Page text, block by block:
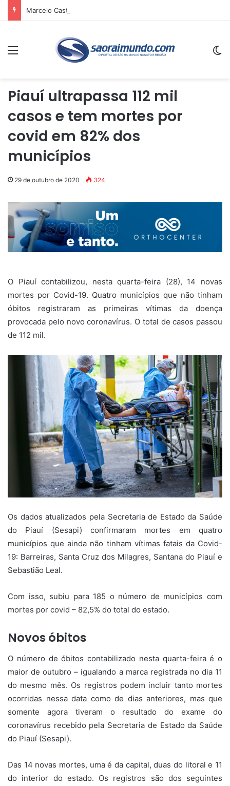
Menu
Piauí ultrapassa 112 mil
casos e tem mortes por
covid em 82% dos
municípios
29 de outubro de 2020 324
O Piauí contabilizou, nesta quarta-feira (28), 14 novas
mortes por Covid-19. Quatro municípios que não tinham
óbitos registraram as primeiras vítimas da doença
provocada pelo novo coronavírus. O total de casos passou
de 112 mil.
Os dados atualizados pela Secretaria de Estado da Saúde
do Piauí (Sesapi) confirmaram mortes em quatro
municípios que ainda não tinham vítimas fatais da Covid-
19: Barreiras, Santa Cruz dos Milagres, Santana do Piauí e
Sebastião Leal.
Com isso, subiu para 185 o número de municípios com
mortes por covid – 82,5% do total do estado.
Novos óbitos
O número de óbitos contabilizado nesta quarta-feira é o
maior de outubro – igualando a marca registrada no dia 11
do mesmo mês. Os registros podem incluir tanto mortes
ocorridas nessa data como de dias anteriores, mas que
somente agora tiveram o resultado do exame do
coronavírus recebido pela Secretaria de Estado da Saúde
do Piauí (Sesapi).
Das 14 novas mortes, uma é da capital, duas do litoral e 11
do interior do estado. Os registros são dos seguintes